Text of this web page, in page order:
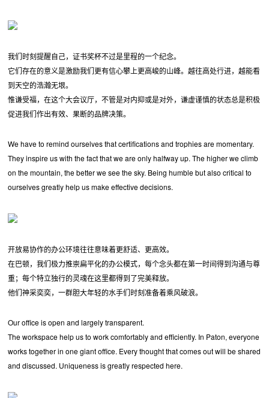
我们时刻提醒自己，证书奖杯不过是里程的一个纪念。
它们存在的意义是激励我们更有信心攀上更高峻的山峰。越往高处行进，越能看
到天空的浩瀚无垠。
惟谦受福，在这个大会议厅，不管是对内抑或是对外，谦虚谨慎的状态总是积极
促进我们作出有效、果断的品牌决策。
We have to remind ourselves that certifications and trophies are momentary.
They inspire us with the fact that we are only halfway up. The higher we climb
on the mountain, the better we see the sky. Being humble but also critical to
ourselves greatly help us make effective decisions.
开放易协作的办公环境往往意味着更舒适、更高效。
在巴顿，我们极力推崇扁平化的办公模式，每个念头都在第一时间得到沟通与尊
重；每个特立独行的灵魂在这里都得到了完美释放。
他们神采奕奕，一群胆大年轻的水手们时刻准备着乘风破浪。
Our office is open and largely transparent.
The workspace help us to work comfortably and efficiently. In Paton, everyone
works together in one giant office. Every thought that comes out will be shared
and discussed. Uniqueness is greatly respected here.